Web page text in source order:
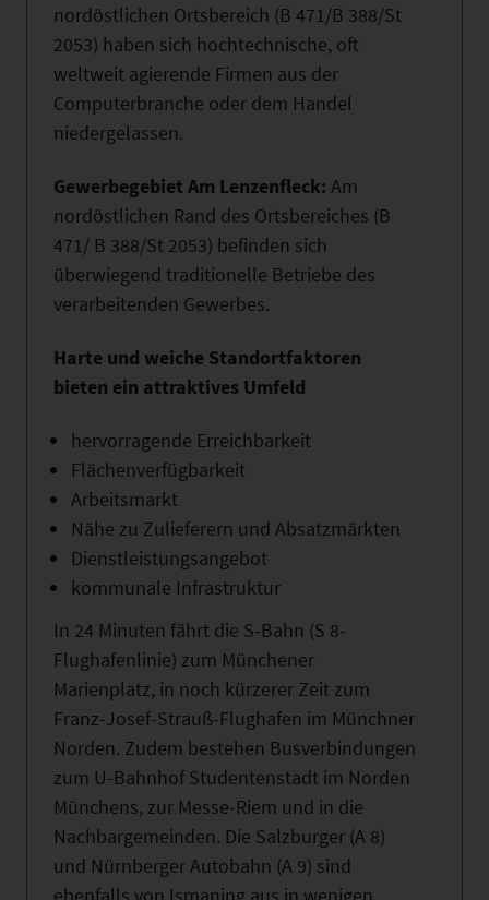
nordöstlichen Ortsbereich (B 471/B 388/St
2053) haben sich hochtechnische, oft
weltweit agierende Firmen aus der
Computerbranche oder dem Handel
niedergelassen.
Gewerbegebiet Am Lenzenfleck: Am
nordöstlichen Rand des Ortsbereiches (B
471/ B 388/St 2053) befinden sich
überwiegend traditionelle Betriebe des
verarbeitenden Gewerbes.
Harte und weiche Standortfaktoren
bieten ein attraktives Umfeld
hervorragende Erreichbarkeit
Flächenverfügbarkeit
Arbeitsmarkt
Nähe zu Zulieferern und Absatzmärkten
Dienstleistungsangebot
kommunale Infrastruktur
In 24 Minuten fährt die S-Bahn (S 8-
Flughafenlinie) zum Münchener
Marienplatz, in noch kürzerer Zeit zum
Franz-Josef-Strauß-Flughafen im Münchner
Norden. Zudem bestehen Busverbindungen
zum U-Bahnhof Studentenstadt im Norden
Münchens, zur Messe-Riem und in die
Nachbargemeinden. Die Salzburger (A 8)
und Nürnberger Autobahn (A 9) sind